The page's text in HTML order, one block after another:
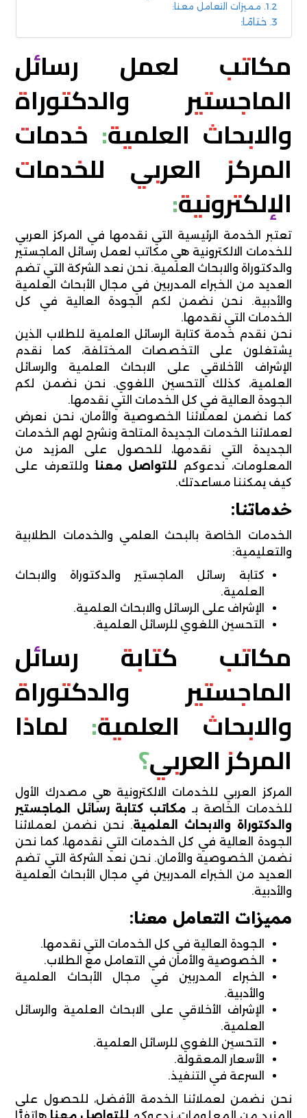
مميزات التعامل معنا:
ختامًا:
مكاتب لعمل رسائل
الماجستير والدكتوراة
والابحاث العلمية: خدمات
المركز العربي للخدمات
الإلكترونية:
تعتبر الخدمة الرئيسية التي نقدمها في المركز العربي
للخدمات الالكترونية هي مكاتب لعمل رسائل الماجستير
والدكتوراة والابحاث العلمية. نحن نعد الشركة التي تضم
العديد من الخبراء المدربين في مجال الأبحاث العلمية
والأدبية. نحن نضمن لكم الجودة العالية في كل
الخدمات التي نقدمها.
نحن نقدم خدمة كتابة الرسائل العلمية للطلاب الذين
يشتغلون على التخصصات المختلفة، كما نقدم
الإشراف الأخلاقي على الابحاث العلمية والرسائل
العلمية، كذلك التحسين اللغوي. نحن نضمن لكم
الجودة العالية في كل الخدمات التي نقدمها.
كما نضمن لعملائنا الخصوصية والأمان، نحن نعرض
لعملائنا الخدمات الجديدة المتاحة ونشرح لهم الخدمات
الجديدة التي نقدمها، للحصول على المزيد من
المعلومات، ندعوكم
للتواصل معنا
وللتعرف على
كيف يمكننا مساعدتك.
خدماتنا:
الخدمات الخاصة بالبحث العلمي والخدمات الطلابية
والتعليمية:
كتابة رسائل الماجستير والدكتوراة والابحاث
العلمية.
الإشراف على الرسائل والابحاث العلمية.
التحسين اللغوي للرسائل العلمية.
مكاتب كتابة رسائل
الماجستير والدكتوراة
والابحاث العلمية: لماذا
المركز العربي؟
المركز العربي للخدمات الالكترونية هي مصدرك الأول
للخدمات الخاصة بـ مكاتب كتابة رسائل الماجستير
والدكتوراة والابحاث العلمية. نحن نضمن لعملائنا
الجودة العالية في كل الخدمات التي نقدمها، كما نحن
نضمن الخصوصية والأمان. نحن نعد الشركة التي تضم
العديد من الخبراء المدربين في مجال الأبحاث العلمية
والأدبية.
مميزات التعامل معنا:
الجودة العالية في كل الخدمات التي نقدمها.
الخصوصية والأمان في التعامل مع الطلاب.
الخبراء المدربين في مجال الأبحاث العلمية
والأدبية.
الإشراف الأخلاقي على الابحاث العلمية والرسائل
العلمية.
التحسين اللغوي للرسائل العلمية.
الأسعار المعقولة.
السرعة في التنفيذ.
نحن نضمن لعملائنا الخدمة الأفضل، للحصول على